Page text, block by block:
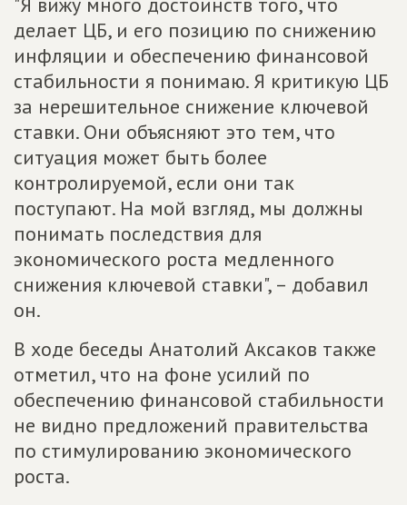
делает ЦБ, и его позицию по снижению
инфляции и обеспечению финансовой
стабильности я понимаю. Я критикую ЦБ
за нерешительное снижение ключевой
ставки. Они объясняют это тем, что
ситуация может быть более
контролируемой, если они так
поступают. На мой взгляд, мы должны
понимать последствия для
экономического роста медленного
снижения ключевой ставки", – добавил
он.
В ходе беседы Анатолий Аксаков также
отметил, что на фоне усилий по
обеспечению финансовой стабильности
не видно предложений правительства
по стимулированию экономического
роста.